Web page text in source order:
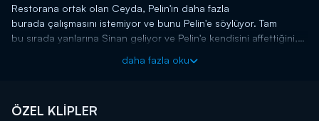
Restorana ortak olan Ceyda, Pelin'in daha fazla
burada çalışmasını istemiyor ve bunu Pelin'e söylüyor. Tam
bu sırada yanlarına Sinan geliyor ve Pelin'e kendisini affettiğini,
daha fazla oku
ÖZEL KLİPLER